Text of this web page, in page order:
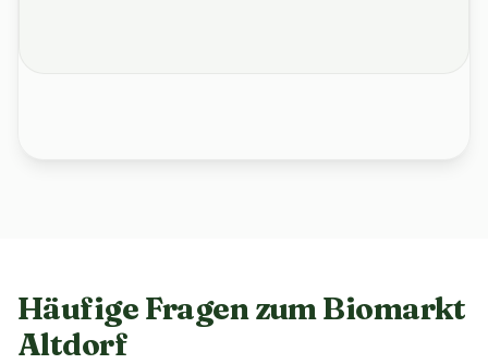
Häufige Fragen zum Biomarkt
Altdorf